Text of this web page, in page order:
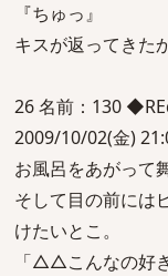
『ちゅっ』
キスが返ってきた
26 名前：130
2009/10/02(金)
お風呂をあがって
そして目の前には
けたいとこ。
「△△こんなの好